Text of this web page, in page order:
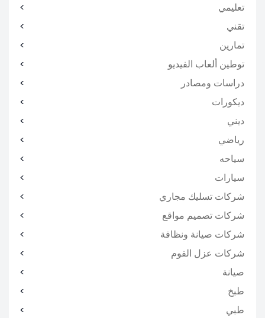
تعليمي
تقني
تمارين
توطين ألعاب الفيديو
دراسات ومصادر
ديكورات
ديني
رياضي
سياحه
سيارات
شركات تسليك مجاري
شركات تصميم مواقع
شركات صيانة ونظافة
شركات عزل الفوم
صيانة
طبخ
طبي